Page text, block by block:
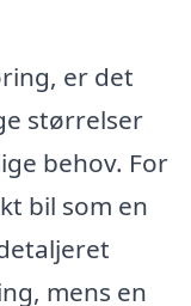
er det
størrelser
behov. For
bil som en
mens en